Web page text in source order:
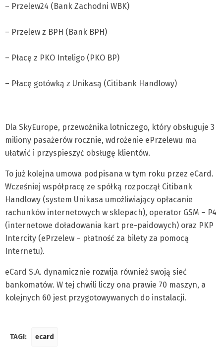
– Przelew24 (Bank Zachodni WBK)
– Przelew z BPH (Bank BPH)
– Płacę z PKO Inteligo (PKO BP)
– Płacę gotówką z Unikasą (Citibank Handlowy)
Dla SkyEurope, przewoźnika lotniczego, który obsługuje 3
miliony pasażerów rocznie, wdrożenie ePrzelewu ma
ułatwić i przyspieszyć obsługę klientów.
To już kolejna umowa podpisana w tym roku przez eCard.
Wcześniej współpracę ze spółką rozpoczął Citibank
Handlowy (system Unikasa umożliwiający opłacanie
rachunków internetowych w sklepach), operator GSM – P4
(internetowe doładowania kart pre-paidowych) oraz PKP
Intercity (ePrzelew – płatność za bilety za pomocą
Internetu).
eCard S.A. dynamicznie rozwija również swoją sieć
bankomatów. W tej chwili liczy ona prawie 70 maszyn, a
kolejnych 60 jest przygotowywanych do instalacji.
TAGI: ecard